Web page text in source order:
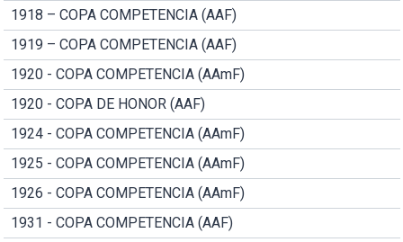
1918 – COPA COMPETENCIA (AAF)
1919 – COPA COMPETENCIA (AAF)
1920 - COPA COMPETENCIA (AAmF)
1920 - COPA DE HONOR (AAF)
1924 - COPA COMPETENCIA (AAmF)
1925 - COPA COMPETENCIA (AAmF)
1926 - COPA COMPETENCIA (AAmF)
1931 - COPA COMPETENCIA (AAF)